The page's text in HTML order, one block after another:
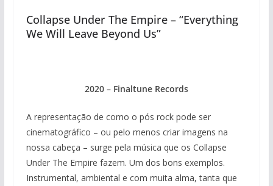
Collapse Under The Empire – “Everything
We Will Leave Beyond Us”
2020 – Finaltune Records
A representação de como o pós rock pode ser
cinematográfico – ou pelo menos criar imagens na
nossa cabeça – surge pela música que os Collapse
Under The Empire fazem. Um dos bons exemplos.
Instrumental, ambiental e com muita alma, tanta que